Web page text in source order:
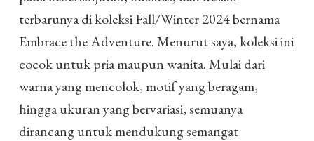
terbarunya di koleksi Fall/Winter 2024 bernama
Embrace the Adventure. Menurut saya, koleksi ini
cocok untuk pria maupun wanita. Mulai dari
warna yang mencolok, motif yang beragam,
hingga ukuran yang bervariasi, semuanya
dirancang untuk mendukung semangat